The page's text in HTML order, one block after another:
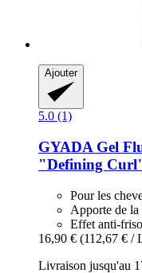
Ajouter
5.0 (1)
GYADA Gel
"Defining
Pour les
Apporte de
Effet anti-
16,90 € (112,67 € /
Livraison jusqu'au